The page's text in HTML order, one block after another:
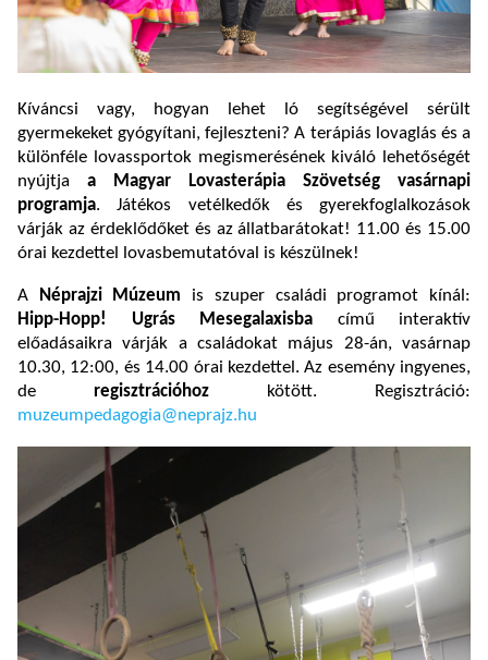
Kíváncsi vagy, hogyan lehet ló segítségével sérült
gyermekeket gyógyítani, fejleszteni? A terápiás lovaglás és a
különféle lovassportok megismerésének kiváló lehetőségét
nyújtja a Magyar Lovasterápia Szövetség vasárnapi
programja. Játékos vetélkedők és gyerekfoglalkozások
várják az érdeklődőket és az állatbarátokat! 11.00 és 15.00
órai kezdettel lovasbemutatóval is készülnek!
A Néprajzi Múzeum is szuper családi programot kínál:
Hipp-Hopp! Ugrás Mesegalaxisba című interaktív
előadásaikra várják a családokat május 28-án, vasárnap
10.30, 12:00, és 14.00 órai kezdettel. Az esemény ingyenes,
de regisztrációhoz kötött. Regisztráció:
muzeumpedagogia@neprajz.hu